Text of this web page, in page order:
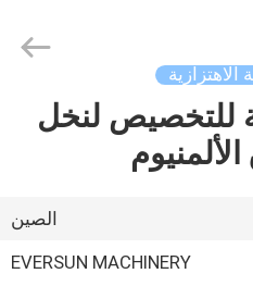
الاهتزازية
للتخصيص لنخل
الصين
EVERSUN MACHINERY